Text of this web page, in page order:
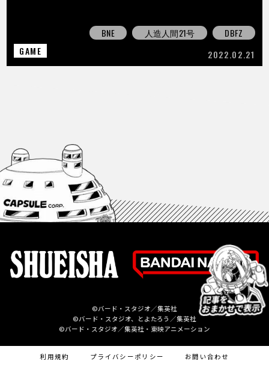
BNE 人造人間21号
DBFZ
GAME
2022.02.21
©バード・スタジオ／集英社
©バード・スタジオ、とよたろう／集英社
©バード・スタジオ／集英社・東映アニメーション
利用規約 プライバシーポリシー お問い合わせ